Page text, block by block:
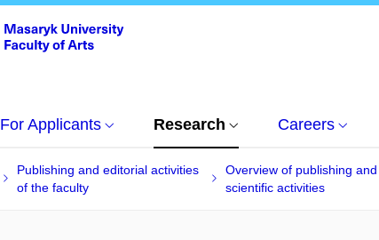
For Applicants Research Careers
Publishing and editorial activities
of the faculty
Overview of publishing and
scientific activities